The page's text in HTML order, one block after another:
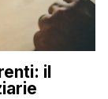
il